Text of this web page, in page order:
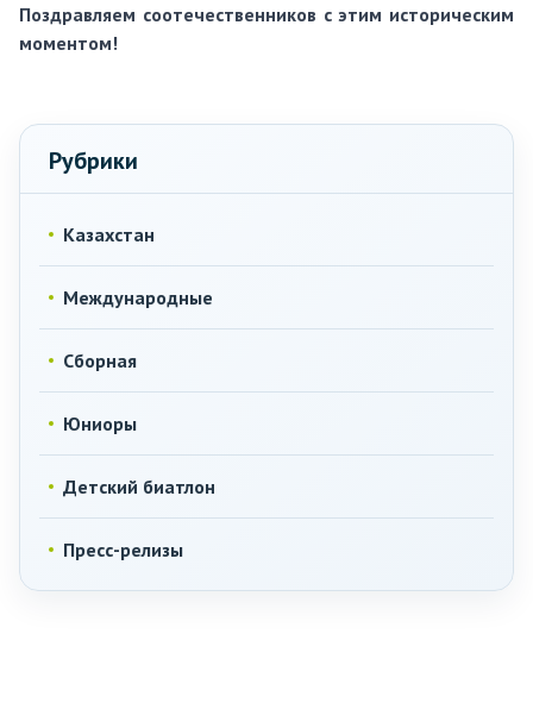
Поздравляем соотечественников с этим историческим
моментом!
Рубрики
Казахстан
Международные
Сборная
Юниоры
Детский биатлон
Пресс-релизы